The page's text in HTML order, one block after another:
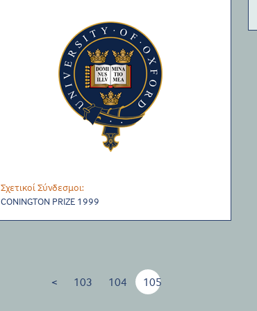
Σχετικοί Σύνδεσμοι:
CONINGTON PRIZE 1999
< 103 104 105